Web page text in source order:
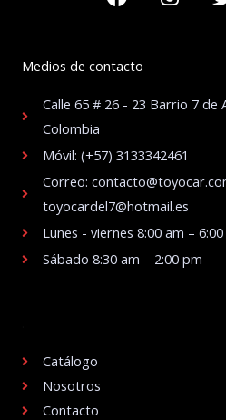
Medios de contacto
Calle 65 # 26 - 23 Barrio 7
Colombia
Móvil: (+57) 3133342461
Correo:
toyocardel7@hotmail.es
Lunes - viernes 8:00 am –
Sábado 8:30 am – 2:00 pm
Catálogo
Nosotros
Contacto